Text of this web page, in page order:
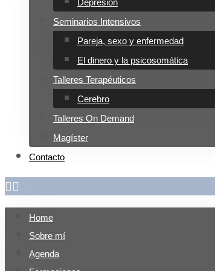
Depresión
Seminarios Intensivos
Pareja, sexo y enfermedad
El dinero y la psicosomática
Talleres Terapéuticos
Cerebro
Talleres On Demand
Magíster
Contacto
Home
Sobre mí
Agenda